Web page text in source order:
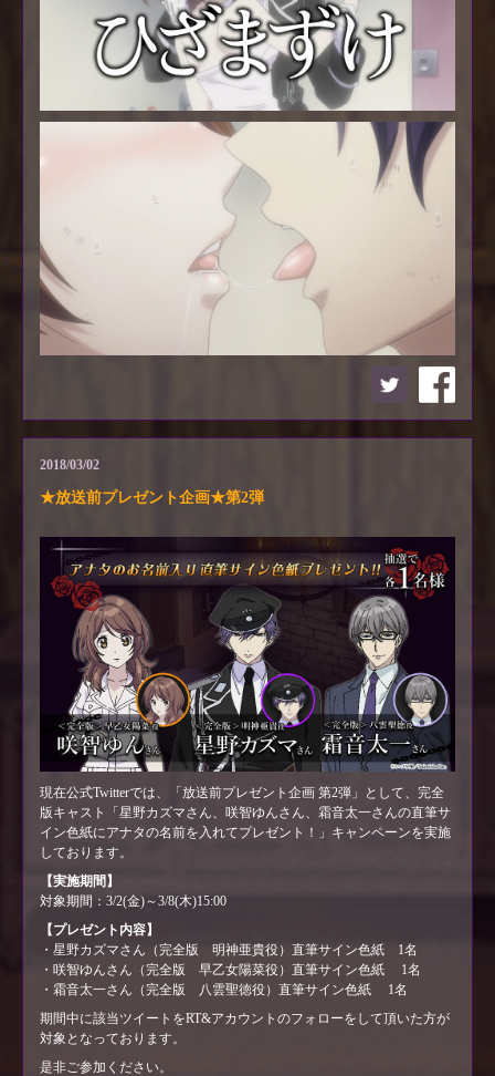
2018/03/02
★放送前プレゼント企画★第2弾
現在公式Twitterでは、「放送前プレゼント企画 第2弾」として、完全
版キャスト「星野カズマさん、咲智ゆんさん、霜音太一さんの直筆サ
イン色紙にアナタの名前を入れてプレゼント！」キャンペーンを実施
しております。
【実施期間】
対象期間：3/2(金)～3/8(木)15:00
【プレゼント内容】
・星野カズマさん（完全版 明神亜貴役）直筆サイン色紙 1名
・咲智ゆんさん（完全版 早乙女陽菜役）直筆サイン色紙 1名
・霜音太一さん（完全版 八雲聖徳役）直筆サイン色紙 1名
期間中に該当ツイートをRT&アカウントのフォローをして頂いた方が
対象となっております。
是非ご参加ください。